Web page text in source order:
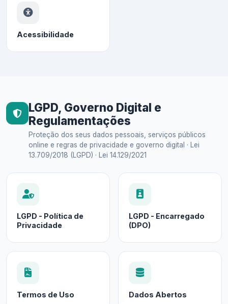
Acessibilidade
LGPD, Governo Digital e
Regulamentações
Proteção dos seus dados pessoais, serviços públicos
online e regras de privacidade e governo digital · Lei
13.709/2018 (LGPD) · Lei 14.129/2021
LGPD - Política de
Privacidade
LGPD - Encarregado
(DPO)
Termos de Uso Dados Abertos